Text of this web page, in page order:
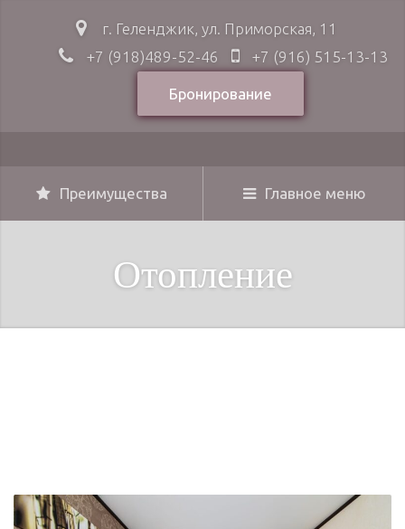
г. Геленджик, ул. Приморская, 11
+7 (918)489-52-46
+7 (916) 515-13-13
Бронирование
Преимущества Главное меню
Отопление